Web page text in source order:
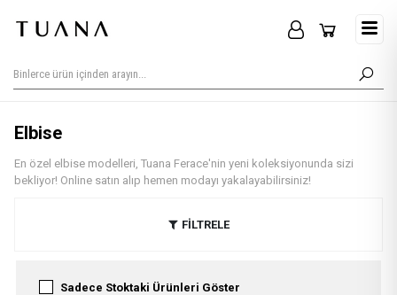
Elbise
En özel elbise modelleri, Tuana Ferace'nin yeni koleksiyonunda sizi
bekliyor! Online satın alıp hemen modayı yakalayabilirsiniz!
FİLTRELE
Sadece Stoktaki Ürünleri Göster